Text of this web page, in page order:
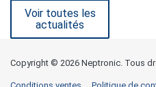
Voir toutes les
actualités
Copyright © 2026 Neptronic. Tous